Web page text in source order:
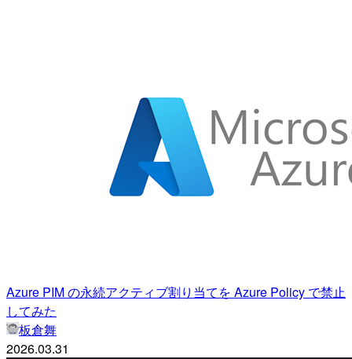
Azure PIM の永続アクティブ割り当てを Azure Policy で禁止
してみた
板倉舞
2026.03.31